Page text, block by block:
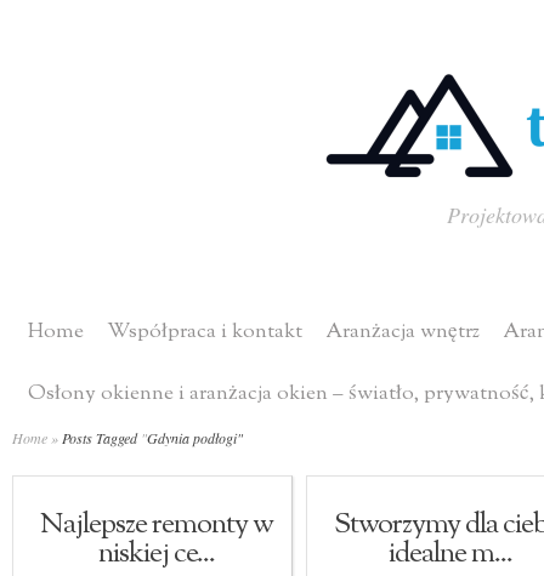
Home Współpraca i kontakt Aranżacja wnętrz
Osłony okienne i aranżacja okien – światło,
Home » Posts Tagged "Gdynia podłogi"
Najlepsze remonty w
niskiej ce...
Stworzymy dla
idealne m...